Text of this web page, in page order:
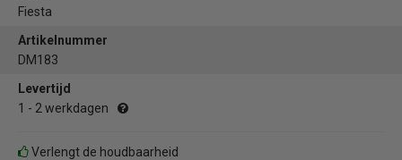
Fiesta
Artikelnummer
DM183
Levertijd
1 - 2 werkdagen
Verlengt de houdbaarheid